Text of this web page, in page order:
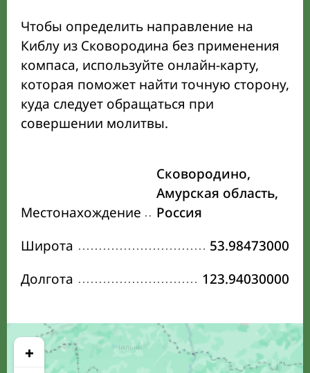
Чтобы определить направление на
Киблу из Сковородина без применения
компаса, используйте онлайн-карту,
которая поможет найти точную сторону,
куда следует обращаться при
совершении молитвы.
Местонахождение
Сковородино,
Амурская область,
Россия
Широта
53.98473000
Долгота
123.94030000
+